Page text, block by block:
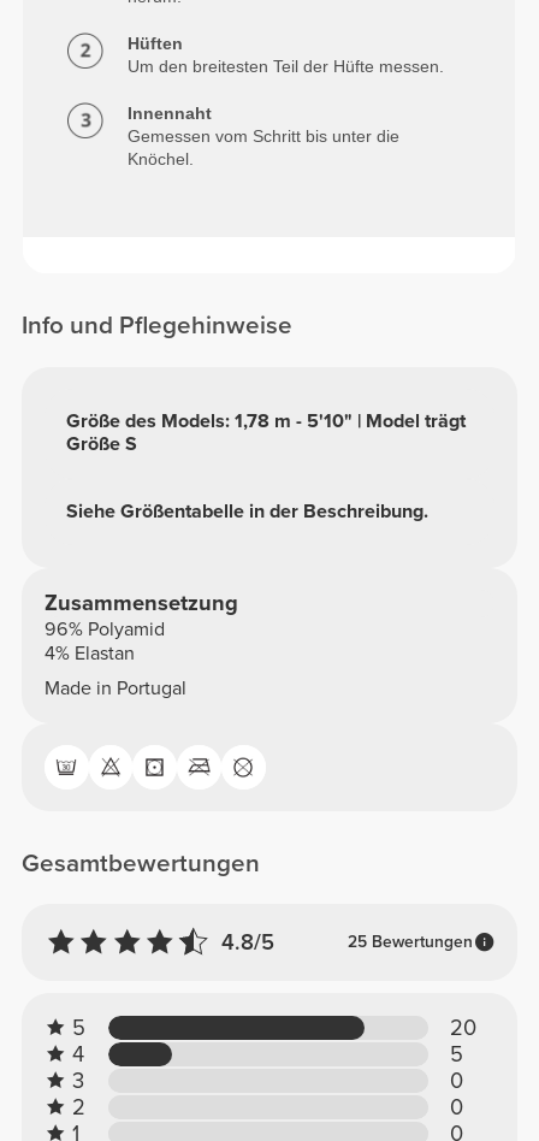
Hüften
Um den breitesten Teil der Hüfte messen.
Innennaht
Gemessen vom Schritt bis unter die
Knöchel.
Info und Pflegehinweise
Siehe Größentabelle in der Beschreibung.
Größe des Models: 1,78 m - 5'10" | Model trägt
Größe S
Zusammensetzung
96% Polyamid
4% Elastan
Made in Portugal
Gesamtbewertungen
4.8/5 25 Bewertungen
5
20
4
5
3
0
2
0
1
0